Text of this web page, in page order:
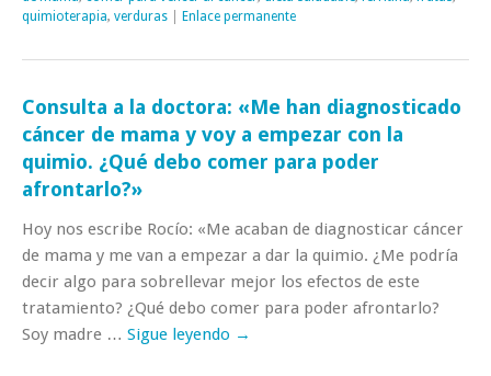
quimioterapia, verduras Enlace permanente
Consulta a la doctora: «Me han diagnosticado
cáncer de mama y voy a empezar con la
quimio. ¿Qué debo comer para poder
afrontarlo?»
Hoy nos escribe Rocío: «Me acaban de diagnosticar cáncer
de mama y me van a empezar a dar la quimio. ¿Me podría
decir algo para sobrellevar mejor los efectos de este
tratamiento? ¿Qué debo comer para poder afrontarlo?
Soy madre … Sigue leyendo →